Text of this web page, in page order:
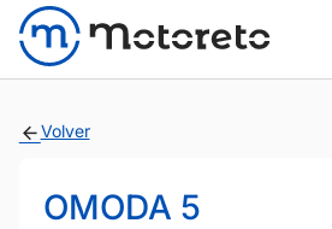
Volver
OMODA 5